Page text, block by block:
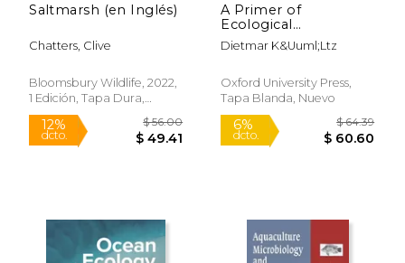
$ 81.00
$ 68.85
15%
dcto.
Saltmarsh (en Inglés)
Chatters, Clive
Bloomsbury Wildlife, 2022,
1 Edición, Tapa Dura,
Nuevo
A Primer of
Ecological
Aquaculture (en
Inglés)
Dietmar K&Uuml;Ltz
Oxford University Press,
Tapa Blanda, Nuevo